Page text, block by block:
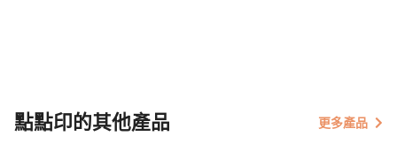
點點印的其他產品 更多產品